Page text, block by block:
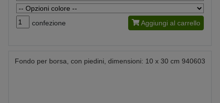
confezione Aggiungi al carrello
Fondo per borsa, con piedini, dimensioni: 10 x 30 cm 940603